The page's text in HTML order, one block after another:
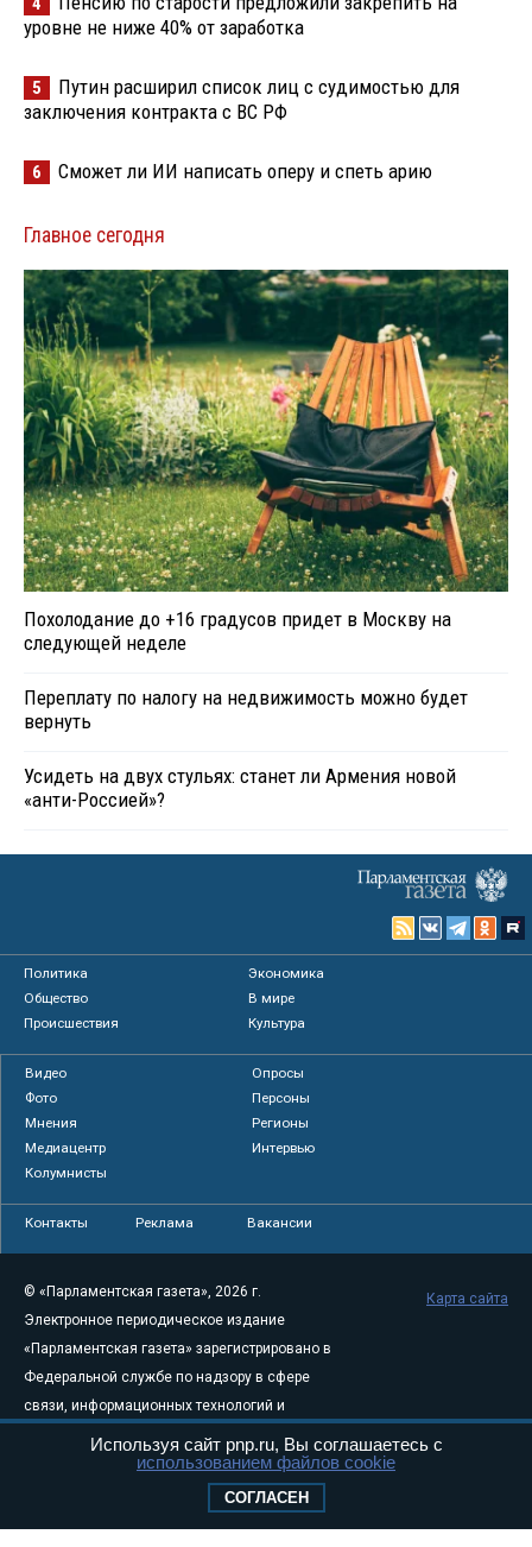
уровне не ниже 40% от заработка
5
Путин расширил список лиц с судимостью для
заключения контракта с ВС РФ
6 Сможет ли ИИ написать оперу и спеть арию
Главное сегодня
Похолодание до +16 градусов придет в Москву на
следующей неделе
Переплату по налогу на недвижимость можно будет
вернуть
Усидеть на двух стульях: станет ли Армения новой
«анти-Россией»?
Политика
Экономика
Общество
В мире
Происшествия
Культура
Видео
Опросы
Фото
Персоны
Мнения
Регионы
Медиацентр
Интервью
Колумнисты
Контакты Реклама Вакансии
© «Парламентская газета», 2026 г.
Электронное периодическое издание
«Парламентская газета» зарегистрировано в
Федеральной службе по надзору в сфере
связи, информационных технологий и
массовых коммуникаций (Роскомнадзор) 05
августа 2011 года. 18+
Свидетельство о регистрации Эл № ФС77-
Карта сайта
Используя сайт pnp.ru, Вы соглашаетесь с
использованием файлов cookie
СОГЛАСЕН